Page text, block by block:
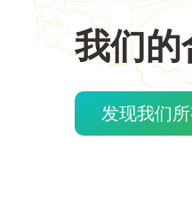
我们
发现我们